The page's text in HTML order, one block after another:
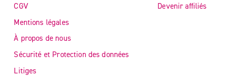
CGV
Mentions légales
À propos de nous
Sécurité et Protection des données
Litiges
Devenir affiliés